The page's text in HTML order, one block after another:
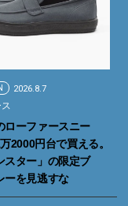
2026.8.7
ローファースニー
2000円台で買える。
スター」の限定ブ
ーを見逃すな